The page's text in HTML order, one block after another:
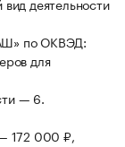
деятельности
по ОКВЭД:
для
— 6.
172 000 ₽,